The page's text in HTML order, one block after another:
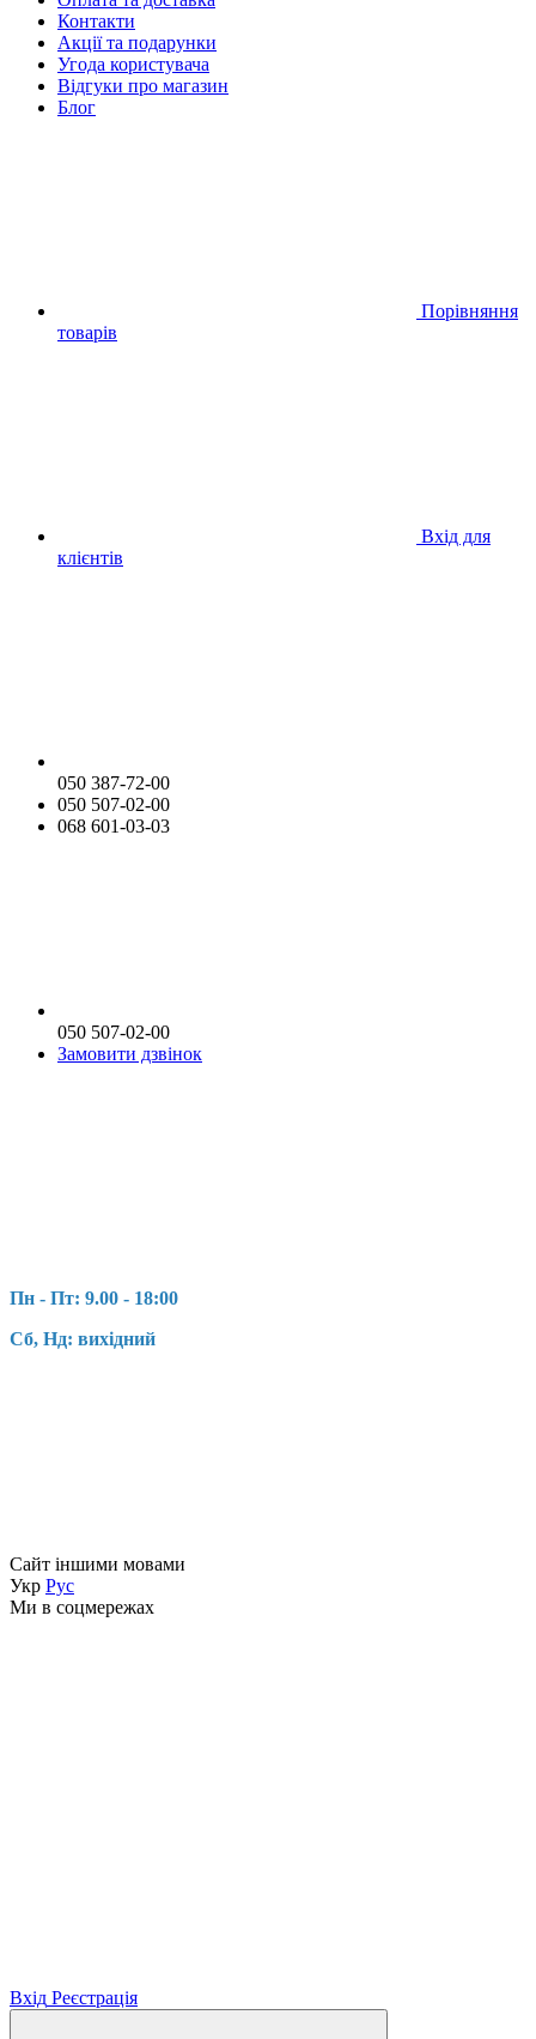
Контакти
Акції та подарунки
Угода користувача
Відгуки про магазин
Блог
Порівняння
товарів
Вхід для
клієнтів
050 387-72-00
050 507-02-00
068 601-03-03
050 507-02-00
Замовити дзвінок
Пн - Пт: 9.00 - 18:00
Сб, Нд: вихідний
Сайт іншими мовами
Укр Рус
Ми в соцмережах
Вхід Реєстрація